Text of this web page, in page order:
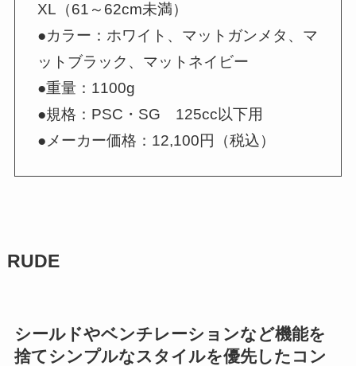
XL（61～62cm未満）
●カラー：ホワイト、マットガンメタ、マ
ットブラック、マットネイビー
●重量：1100g
●規格：PSC・SG 125cc以下用
●メーカー価格：12,100円（税込）
RUDE
シールドやベンチレーションなど機能を
捨てシンプルなスタイルを優先したコン